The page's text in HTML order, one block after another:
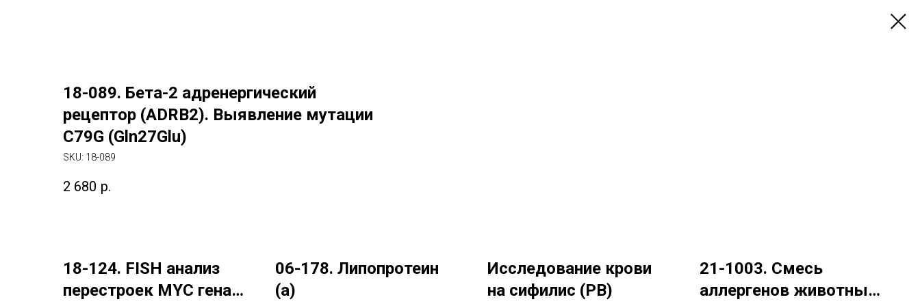
18-089. Бета-2 адренергический
рецептор (ADRB2). Выявление мутации
C79G (Gln27Glu)
SKU: 18-089
2 680 р.
18-124. FISH анализ
перестроек MYC гена
06-178. Липопротеин
(a)
Исследование крови
на сифилис (РВ)
21-1003. Смесь
аллергенов животных